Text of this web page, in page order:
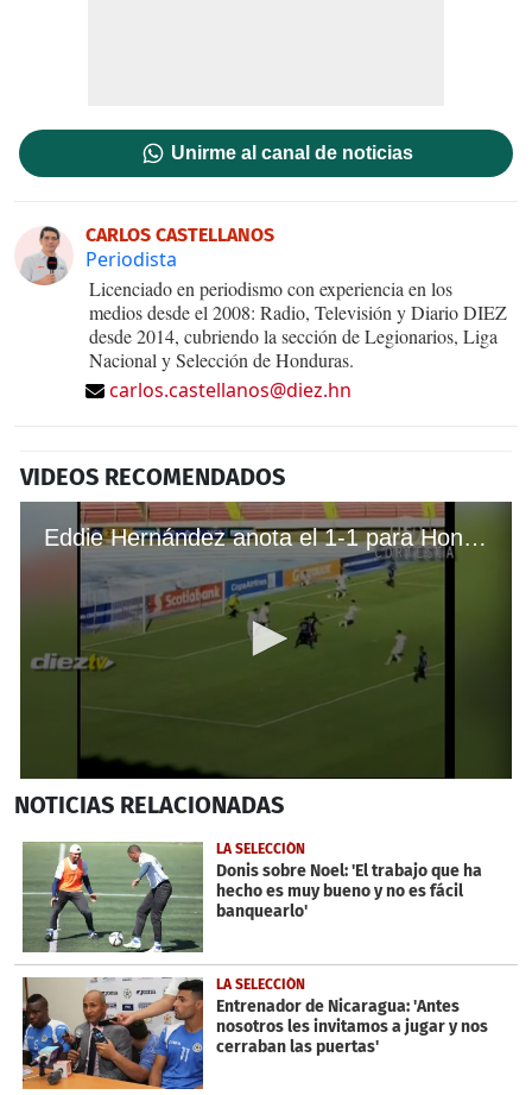
Unirme al canal de noticias
CARLOS CASTELLANOS
Periodista
Licenciado en periodismo con experiencia en los
medios desde el 2008: Radio, Televisión y Diario DIEZ
desde 2014, cubriendo la sección de Legionarios, Liga
Nacional y Selección de Honduras.
carlos.castellanos@diez.hn
VIDEOS RECOMENDADOS
Eddie Hernández anota el 1-1 para Honduras frente a Nicaragua
seconds
15
seconds
NOTICIAS RELACIONADAS
LA SELECCIÓN
Donis sobre Noel: 'El trabajo que ha
hecho es muy bueno y no es fácil
banquearlo'
LA SELECCIÓN
Entrenador de Nicaragua: 'Antes
nosotros les invitamos a jugar y nos
cerraban las puertas'